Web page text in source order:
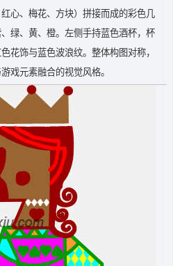
心、梅花、方块）拼接而成的彩色几
绿、黄、橙。左侧手持蓝色酒杯，杯
花饰与蓝色波浪纹。整体构图对称，
戏元素融合的视觉风格。